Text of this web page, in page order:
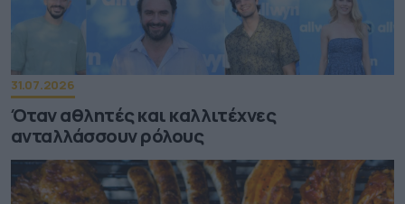
31.07.2026
Όταν αθλητές και καλλιτέχνες
ανταλλάσσουν ρόλους